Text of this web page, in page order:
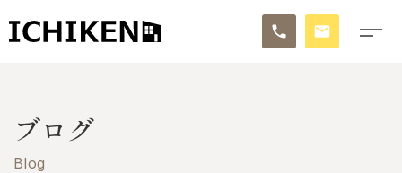
ブログ
ブログ
Blog